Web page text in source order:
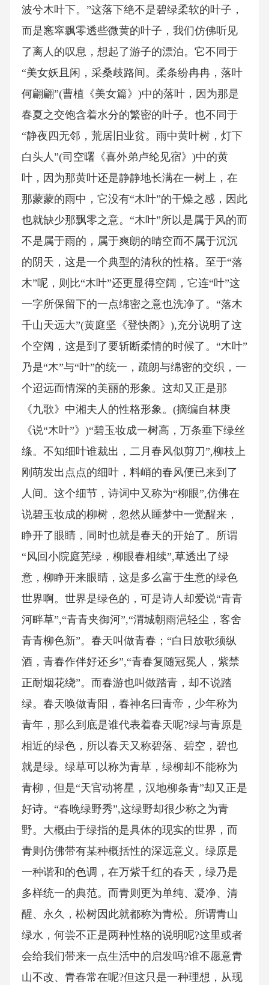
波兮木叶下。”这落下绝不是碧绿柔软的叶子，
而是窸窣飘零透些微黄的叶子，我们仿佛听见
了离人的叹息，想起了游子的漂泊。它不同于
“美女妖且闲，采桑歧路间。柔条纷冉冉，落叶
何翩翩”(曹植《美女篇》)中的落叶，因为那是
春夏之交饱含着水分的繁密的叶子。也不同于
“静夜四无邻，荒居旧业贫。雨中黄叶树，灯下
白头人”(司空曙《喜外弟卢纶见宿》)中的黄
叶，因为那黄叶还是静静地长满在一树上，在
那蒙蒙的雨中，它没有“木叶”的干燥之感，因此
也就缺少那飘零之意。“木叶”所以是属于风的而
不是属于雨的，属于爽朗的晴空而不属于沉沉
的阴天，这是一个典型的清秋的性格。至于“落
木”呢，则比“木叶”还更显得空阔，它连“叶”这
一字所保留下的一点绵密之意也洗净了。“落木
千山天远大”(黄庭坚《登快阁》),充分说明了这
个空阔，这是到了要斩断柔情的时候了。“木叶”
乃是“木”与“叶”的统一，疏朗与绵密的交织，一
个迢远而情深的美丽的形象。这却又正是那
《九歌》中湘夫人的性格形象。(摘编自林庚
《说“木叶”》)“碧玉妆成一树高，万条垂下绿丝
绦。不知细叶谁裁出，二月春风似剪刀”,柳枝上
刚萌发出点点的细叶，料峭的春风便已来到了
人间。这个细节，诗词中又称为“柳眼”,仿佛在
说碧玉妆成的柳树，忽然从睡梦中一觉醒来，
睁开了眼睛，同时也就是春天的开始了。所谓
“风回小院庭芜绿，柳眼春相续”,草透出了绿
意，柳睁开来眼睛，这是多么富于生意的绿色
世界啊。世界是绿色的，可是诗人却爱说“青青
河畔草”,“青青夹御河”,“渭城朝雨浥轻尘，客舍
青青柳色新”。春天叫做青春；“白日放歌须纵
酒，青春作伴好还乡”,“青春复随冠冕人，紫禁
正耐烟花绕”。而春游也叫做踏青，却不说踏
绿。春天唤做青阳，春神名曰青帝，少年称为
青年，那么到底是谁代表着春天呢?绿与青原是
相近的绿色，所以春天又称碧落、碧空，碧也
就是绿。绿草可以称为青草，绿柳却不能称为
青柳，但是“天官动将星，汉地柳条青”却又正是
好诗。“春晚绿野秀”,这绿野却很少称之为青
野。大概由于绿指的是具体的现实的世界，而
青则仿佛带有某种概括性的深远意义。绿原是
一种谐和的色调，在万紫千红的春天，绿乃是
多样统一的典范。而青则更为单纯、凝净、清
醒、永久，松树因此就都称为青松。所谓青山
绿水，何尝不正是两种性格的说明呢?这里或者
会给我们带来一点生活中的启发吗?谁不愿意青
山不改、青春常在呢?但这只是一种理想，从现